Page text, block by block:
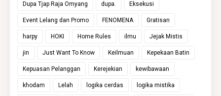
Dupa Tjap Raja Omyang dupa. Eksekusi
Event Lelang dan Promo FENOMENA Gratisan
harpy HOKI Home Rules ilmu Jejak Mistis
jin Just Want To Know Keilmuan Kepekaan Batin
Kepuasan Pelanggan Kerejekian kewibawaan
khodam Lelah logika cerdas logika mistika